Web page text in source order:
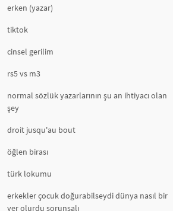
erken (yazar)
tiktok
cinsel gerilim
rs5 vs m3
normal sözlük yazarlarının şu an ihtiyacı olan
şey
droit jusqu'au bout
öğlen birası
türk lokumu
erkekler çocuk doğurabilseydi dünya nasıl bir
yer olurdu sorunsalı